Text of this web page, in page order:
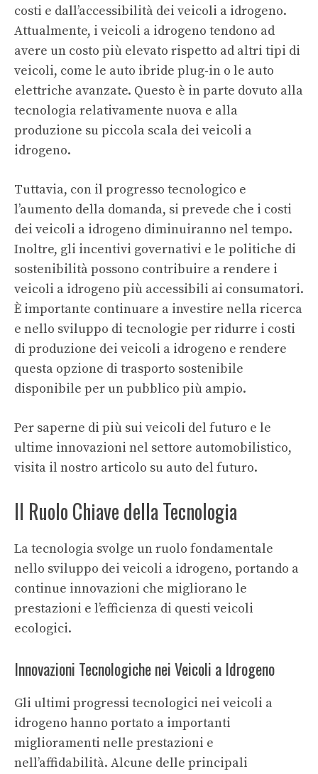
costi e dall’accessibilità dei veicoli a idrogeno.
Attualmente, i veicoli a idrogeno tendono ad
avere un costo più elevato rispetto ad altri tipi di
veicoli, come le auto ibride plug-in o le auto
elettriche avanzate. Questo è in parte dovuto alla
tecnologia relativamente nuova e alla
produzione su piccola scala dei veicoli a
idrogeno.
Tuttavia, con il progresso tecnologico e
l’aumento della domanda, si prevede che i costi
dei veicoli a idrogeno diminuiranno nel tempo.
Inoltre, gli incentivi governativi e le politiche di
sostenibilità possono contribuire a rendere i
veicoli a idrogeno più accessibili ai consumatori.
È importante continuare a investire nella ricerca
e nello sviluppo di tecnologie per ridurre i costi
di produzione dei veicoli a idrogeno e rendere
questa opzione di trasporto sostenibile
disponibile per un pubblico più ampio.
Per saperne di più sui veicoli del futuro e le
ultime innovazioni nel settore automobilistico,
visita il nostro articolo su auto del futuro.
Il Ruolo Chiave della Tecnologia
La tecnologia svolge un ruolo fondamentale
nello sviluppo dei veicoli a idrogeno, portando a
continue innovazioni che migliorano le
prestazioni e l’efficienza di questi veicoli
ecologici.
Innovazioni Tecnologiche nei Veicoli a Idrogeno
Gli ultimi progressi tecnologici nei veicoli a
idrogeno hanno portato a importanti
miglioramenti nelle prestazioni e
nell’affidabilità. Alcune delle principali